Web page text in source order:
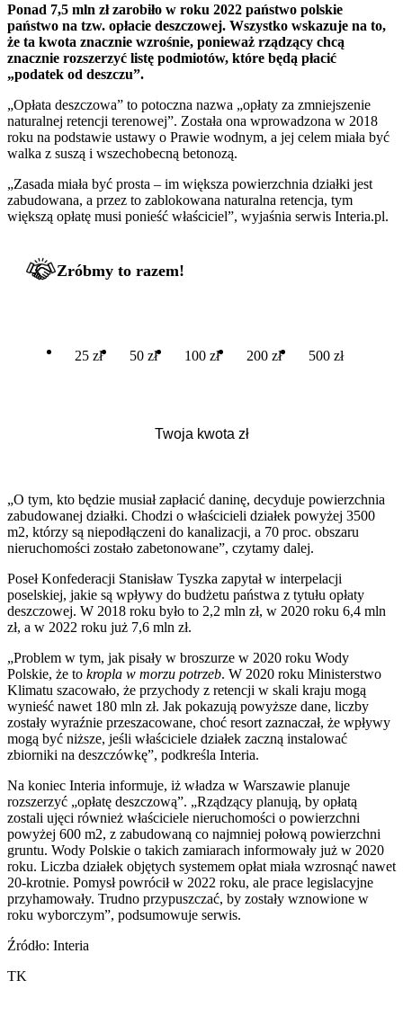
Ponad 7,5 mln zł zarobiło w roku 2022 państwo polskie
państwo na tzw. opłacie deszczowej. Wszystko wskazuje na to,
że ta kwota znacznie wzrośnie, ponieważ rządzący chcą
znacznie rozszerzyć listę podmiotów, które będą płacić
„podatek od deszczu”.
„Opłata deszczowa” to potoczna nazwa „opłaty za zmniejszenie
naturalnej retencji terenowej”. Została ona wprowadzona w 2018
roku na podstawie ustawy o Prawie wodnym, a jej celem miała być
walka z suszą i wszechobecną betonozą.
„Zasada miała być prosta – im większa powierzchnia działki jest
zabudowana, a przez to zablokowana naturalna retencja, tym
większą opłatę musi ponieść właściciel”, wyjaśnia serwis Interia.pl.
Zróbmy to razem!
25 zł 50 zł 100 zł 200 zł 500 zł
„O tym, kto będzie musiał zapłacić daninę, decyduje powierzchnia
zabudowanej działki. Chodzi o właścicieli działek powyżej 3500
m2, którzy są niepodłączeni do kanalizacji, a 70 proc. obszaru
nieruchomości zostało zabetonowane”, czytamy dalej.
Poseł Konfederacji Stanisław Tyszka zapytał w interpelacji
poselskiej, jakie są wpływy do budżetu państwa z tytułu opłaty
deszczowej. W 2018 roku było to 2,2 mln zł, w 2020 roku 6,4 mln
zł, a w 2022 roku już 7,6 mln zł.
„Problem w tym, jak pisały w broszurze w 2020 roku Wody
Polskie, że to kropla w morzu potrzeb. W 2020 roku Ministerstwo
Klimatu szacowało, że przychody z retencji w skali kraju mogą
wynieść nawet 180 mln zł. Jak pokazują powyższe dane, liczby
zostały wyraźnie przeszacowane, choć resort zaznaczał, że wpływy
mogą być niższe, jeśli właściciele działek zaczną instalować
zbiorniki na deszczówkę”, podkreśla Interia.
Na koniec Interia informuje, iż władza w Warszawie planuje
rozszerzyć „opłatę deszczową”. „Rządzący planują, by opłatą
zostali ujęci również właściciele nieruchomości o powierzchni
powyżej 600 m2, z zabudowaną co najmniej połową powierzchni
gruntu. Wody Polskie o takich zamiarach informowały już w 2020
roku. Liczba działek objętych systemem opłat miała wzrosnąć nawet
20-krotnie. Pomysł powrócił w 2022 roku, ale prace legislacyjne
przyhamowały. Trudno przypuszczać, by zostały wznowione w
roku wyborczym”, podsumowuje serwis.
Źródło: Interia
TK